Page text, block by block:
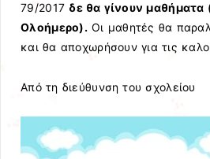
79/2017 δε θα γίνουν μαθήματα
Ολοήμερο). Οι μαθητές θα
και θα αποχωρήσουν για τις
Από τη διεύθυνση του σχολείου